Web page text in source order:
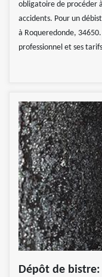
obligatoire de procéder
accidents. Pour un
à Roqueredonde,
professionnel et ses
Dépôt de